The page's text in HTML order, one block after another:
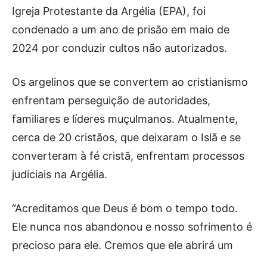
Igreja Protestante da Argélia (EPA), foi
condenado a um ano de prisão em maio de
2024 por conduzir cultos não autorizados.
Os argelinos que se convertem ao cristianismo
enfrentam perseguição de autoridades,
familiares e líderes muçulmanos. Atualmente,
cerca de 20 cristãos, que deixaram o Islã e se
converteram à fé cristã, enfrentam processos
judiciais na Argélia.
“Acreditamos que Deus é bom o tempo todo.
Ele nunca nos abandonou e nosso sofrimento é
precioso para ele. Cremos que ele abrirá um